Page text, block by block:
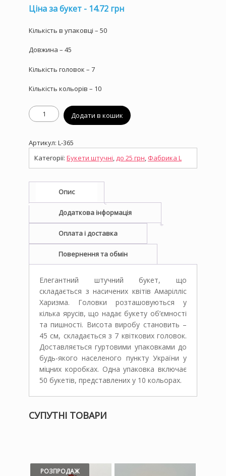
Ціна за букет - 14.72 грн
Кількість в упаковці – 50
Довжина – 45
Кількість головок – 7
Кількість кольорів – 10
Штучний
букет
365,
Амарілліс
Харизма
кількість
Додати в кошик
Артикул: L-365
Категорії: Букети штучні,до 25 грн, Фабрика L
Опис
Додаткова інформація
Оплата і доставка
Повернення та обмін
Елегантний штучний букет, що
складається з насичених квітів Амарілліс
Харизма. Головки розташовуються у
кілька ярусів, що надає букету об’ємності
та пишності. Висота виробу становить –
45 см, складається з 7 квіткових головок.
Доставляється гуртовими упаковками до
будь-якого населеного пункту України у
міцних коробках. Одна упаковка включає
50 букетів, представлених у 10 кольорах.
СУПУТНІ ТОВАРИ
РОЗПРОДАЖ